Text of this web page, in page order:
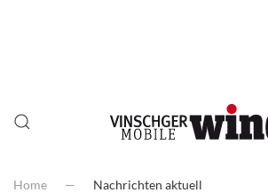
Home Nachrichten aktuell